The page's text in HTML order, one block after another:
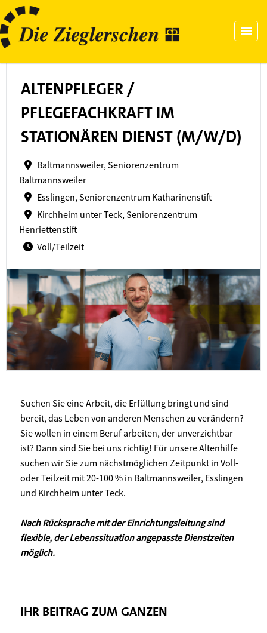
ALTENPFLEGER /
PFLEGEFACHKRAFT IM
STATIONÄREN DIENST (M/W/D)
Baltmannsweiler, Seniorenzentrum
Baltmannsweiler
Esslingen, Seniorenzentrum Katharinenstift
Kirchheim unter Teck, Seniorenzentrum
Henriettenstift
Voll/Teilzeit
Suchen Sie eine Arbeit, die Erfüllung bringt und sind
bereit, das Leben von anderen Menschen zu verändern?
Sie wollen in einem Beruf arbeiten, der unverzichtbar
ist? Dann sind Sie bei uns richtig! Für unsere Altenhilfe
suchen wir Sie zum nächstmöglichen Zeitpunkt in Voll-
oder Teilzeit mit 20-100 % in Baltmannsweiler, Esslingen
und Kirchheim unter Teck.
Nach Rücksprache mit der Einrichtungsleitung sind
flexible, der Lebenssituation angepasste Dienstzeiten
möglich.
IHR BEITRAG ZUM GANZEN